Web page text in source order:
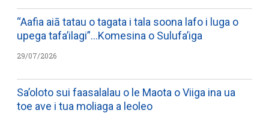
“Aafia aiā tatau o tagata i tala soona lafo i luga o
upega tafa’ilagi”…Komesina o Sulufa’iga
29/07/2026
Sa’oloto sui faasalalau o le Maota o Viiga ina ua
toe ave i tua moliaga a leoleo